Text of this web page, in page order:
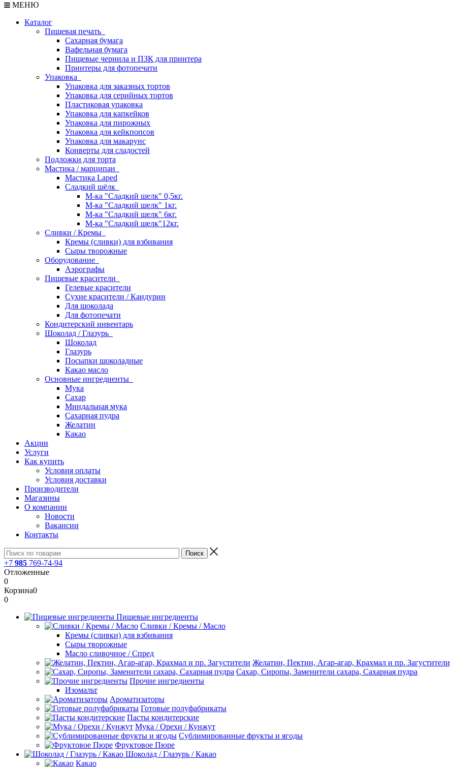
МЕНЮ
Каталог
Пищевая печать
Сахарная бумага
Вафельная бумага
Пищевые чернила и ПЗК для принтера
Принтеры для фотопечати
Упаковка
Упаковка для заказных тортов
Упаковка для серийных тортов
Пластиковая упаковка
Упаковка для капкейков
Упаковка для пирожных
Упаковка для кейкпопсов
Упаковка для макарунс
Конверты для сладостей
Подложки для торта
Мастика / марципан
Мастика Laped
Сладкий шёлк
М-ка "Сладкий шелк" 0,5кг.
М-ка "Сладкий шелк" 1кг.
М-ка "Сладкий шелк" 6кг.
М-ка "Сладкий шелк"12кг.
Сливки / Кремы
Кремы (сливки) для взбивания
Сыры творожные
Оборудование
Аэрографы
Пищевые красители
Гелевые красители
Сухие красители / Кандурин
Для шоколада
Для фотопечати
Кондитерский инвентарь
Шоколад / Глазурь
Шоколад
Глазурь
Посыпки шоколадные
Какао масло
Основные ингредиенты
Мука
Сахар
Миндальная мука
Сахарная пудра
Желатин
Какао
Акции
Услуги
Как купить
Условия оплаты
Условия доставки
Производители
Магазины
О компании
Новости
Вакансии
Контакты
+7 985 769-74-94
Отложенные
0
Корзина0
0
Пищевые ингредиенты
Сливки / Кремы / Масло
Кремы (сливки) для взбивания
Сыры творожные
Масло сливочное / Спред
Желатин, Пектин, Агар-агар, Крахмал и пр. Загустители
Сахар, Сиропы, Заменители сахара, Сахарная пудра
Прочие ингредиенты
Изомальт
Ароматизаторы
Готовые полуфабрикаты
Пасты кондитерские
Мука / Орехи / Кунжут
Сублимированные фрукты и ягоды
Фруктовое Пюре
Шоколад / Глазурь / Какао
Какао